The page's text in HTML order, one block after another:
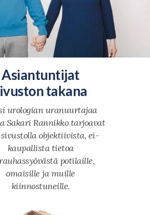
Asiantuntijat
takana
urologian uranuurtajaa
Sakari Rannikko tarjoavat
objektiivista, ei-
kaupallista tietoa
potilaille,
omaisille ja muille
kiinnostuneille.